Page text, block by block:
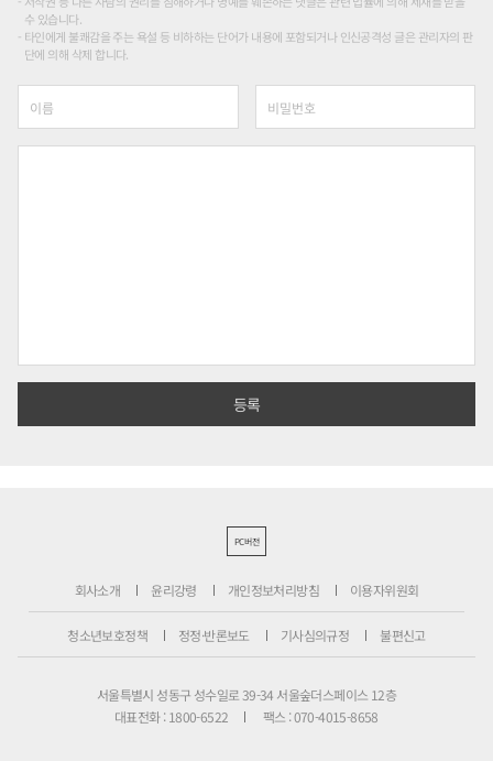
수 있습니다.
타인에게 불쾌감을 주는 욕설 등 비하하는 단어가 내용에 포함되거나 인신공격성 글은 관리자의 판
단에 의해 삭제 합니다.
PC버전
회사소개 윤리강령 개인정보처리방침 이용자위원회
청소년보호정책 정정·반론보도 기사심의규정 불편신고
서울특별시 성동구 성수일로 39-34 서울숲더스페이스 12층
대표전화 : 1800-6522
팩스 : 070-4015-8658